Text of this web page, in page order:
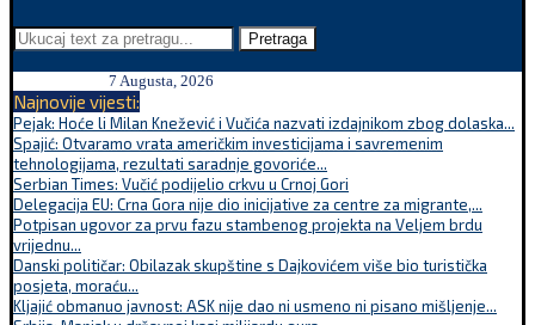
Pretraga
7 Augusta, 2026
Najnovije vijesti:
Pejak: Hoće li Milan Knežević i Vučića nazvati izdajnikom zbog dolaska...
Spajić: Otvaramo vrata američkim investicijama i savremenim
tehnologijama, rezultati saradnje govoriće...
Serbian Times: Vučić podijelio crkvu u Crnoj Gori
Delegacija EU: Crna Gora nije dio inicijative za centre za migrante,...
Potpisan ugovor za prvu fazu stambenog projekta na Veljem brdu
vrijednu...
Danski političar: Obilazak skupštine s Dajkovićem više bio turistička
posjeta, moraću...
Kljajić obmanuo javnost: ASK nije dao ni usmeno ni pisano mišljenje...